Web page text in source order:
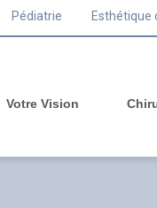
Pédiatrie Esthétique
Votre Vision